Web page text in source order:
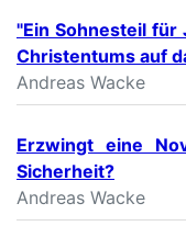
"Ein Sohnesteil für
Christentums auf
Andreas Wacke
Erzwingt eine
Sicherheit?
Andreas Wacke